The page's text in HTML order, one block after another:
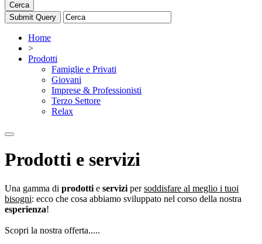
Cerca
Home
>
Prodotti
Famiglie e Privati
Giovani
Imprese & Professionisti
Terzo Settore
Relax
Prodotti e servizi
Una gamma di prodotti e servizi persoddisfare al meglio i tuoi
bisogni: ecco che cosa abbiamo sviluppato nel corso della nostra
esperienza!
Scopri la nostra offerta.....